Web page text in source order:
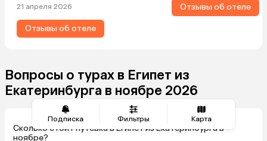
Подписка Фильтры Карта
быть шумно, и немного портился
общий вид (но предупреждение
об этом было при покупке). Из
разнообразная еда, десерты
выше всех похвал. Большой
красивый риф. Хорошее
обслуживание. Преимущества
клубного номера: отдельный
завтрак + отдельный пляж с доп.
21 апреля 2026
Отзывы об отеле
Отзывы об отеле
Вопросы о турах в Египет из
Екатеринбурга в ноябре 2026
Сколько стоит путевка в Египет из Екатеринбурга в
ноябре?